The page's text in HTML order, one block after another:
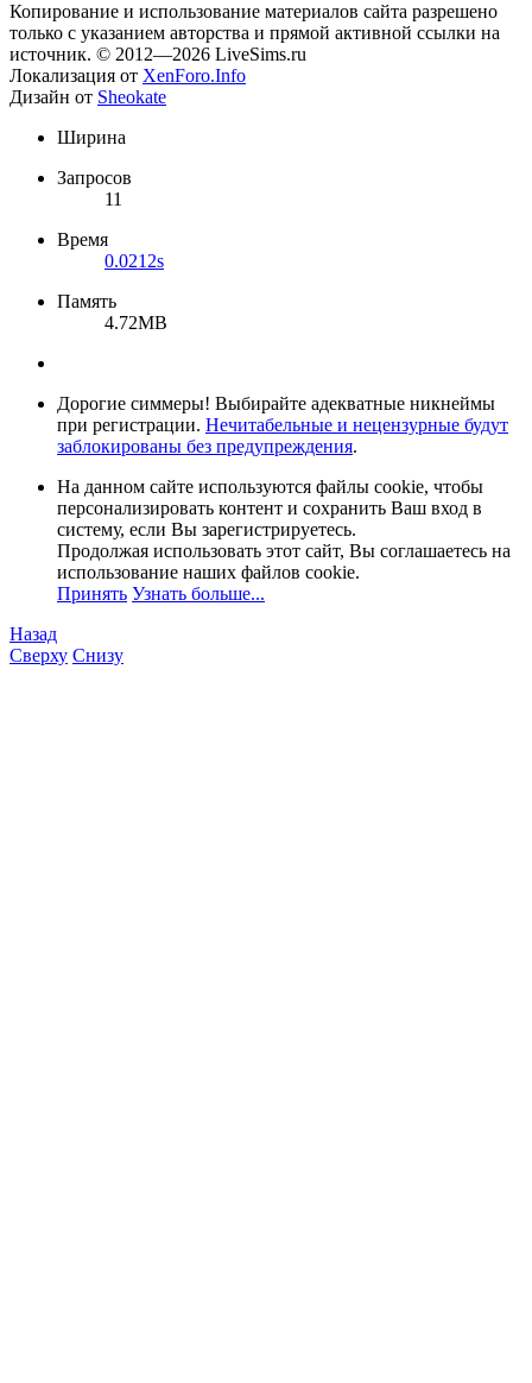
Копирование и использование материалов сайта разрешено
только с указанием авторства и прямой активной ссылки на
источник. © 2012—2026 LiveSims.ru
Локализация от XenForo.Info
Дизайн от Sheokate
Ширина
Запросов
11
Время
0.0212s
Память
4.72MB
Дорогие симмеры! Выбирайте адекватные никнеймы
при регистрации. Нечитабельные и нецензурные будут
заблокированы без предупреждения.
На данном сайте используются файлы cookie, чтобы
персонализировать контент и сохранить Ваш вход в
систему, если Вы зарегистрируетесь.
Продолжая использовать этот сайт, Вы соглашаетесь на
использование наших файлов cookie.
Принять Узнать больше...
Назад
Сверху Снизу